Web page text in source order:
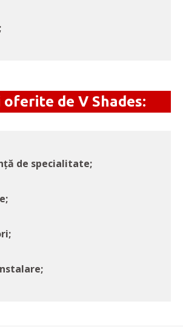
oferite de V Shades:
de specialitate;